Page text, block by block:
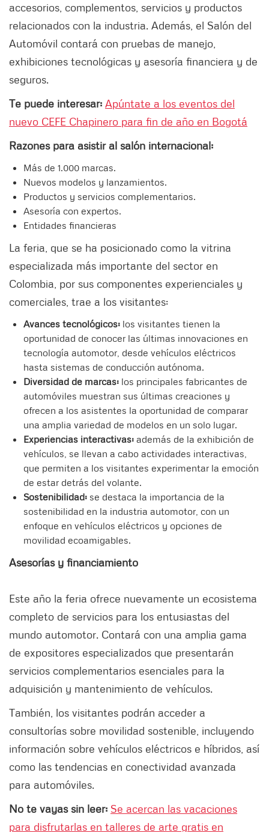
accesorios, complementos, servicios y productos
relacionados con la industria. Además, el Salón del
Automóvil contará con pruebas de manejo,
exhibiciones tecnológicas y asesoría financiera y de
seguros.
Te puede interesar: Apúntate a los eventos del
nuevo CEFE Chapinero para fin de año en Bogotá
Razones para asistir al salón internacional:
Más de 1.000 marcas.
Nuevos modelos y lanzamientos.
Productos y servicios complementarios.
Asesoría con expertos.
Entidades financieras
La feria, que se ha posicionado como la vitrina
especializada más importante del sector en
Colombia, por sus componentes experienciales y
comerciales, trae a los visitantes:
Avances tecnológicos: los visitantes tienen la
oportunidad de conocer las últimas innovaciones en
tecnología automotor, desde vehículos eléctricos
hasta sistemas de conducción autónoma.
Diversidad de marcas: los principales fabricantes de
automóviles muestran sus últimas creaciones y
ofrecen a los asistentes la oportunidad de comparar
una amplia variedad de modelos en un solo lugar.
Experiencias interactivas: además de la exhibición de
vehículos, se llevan a cabo actividades interactivas,
que permiten a los visitantes experimentar la emoción
de estar detrás del volante.
Sostenibilidad: se destaca la importancia de la
sostenibilidad en la industria automotor, con un
enfoque en vehículos eléctricos y opciones de
movilidad ecoamigables.
Asesorías y financiamiento
Este año la feria ofrece nuevamente un ecosistema
completo de servicios para los entusiastas del
mundo automotor. Contará con una amplia gama
de expositores especializados que presentarán
servicios complementarios esenciales para la
adquisición y mantenimiento de vehículos.
También, los visitantes podrán acceder a
consultorías sobre movilidad sostenible, incluyendo
información sobre vehículos eléctricos e híbridos, así
como las tendencias en conectividad avanzada
para automóviles.
No te vayas sin leer: Se acercan las vacaciones
para disfrutarlas en talleres de arte gratis en